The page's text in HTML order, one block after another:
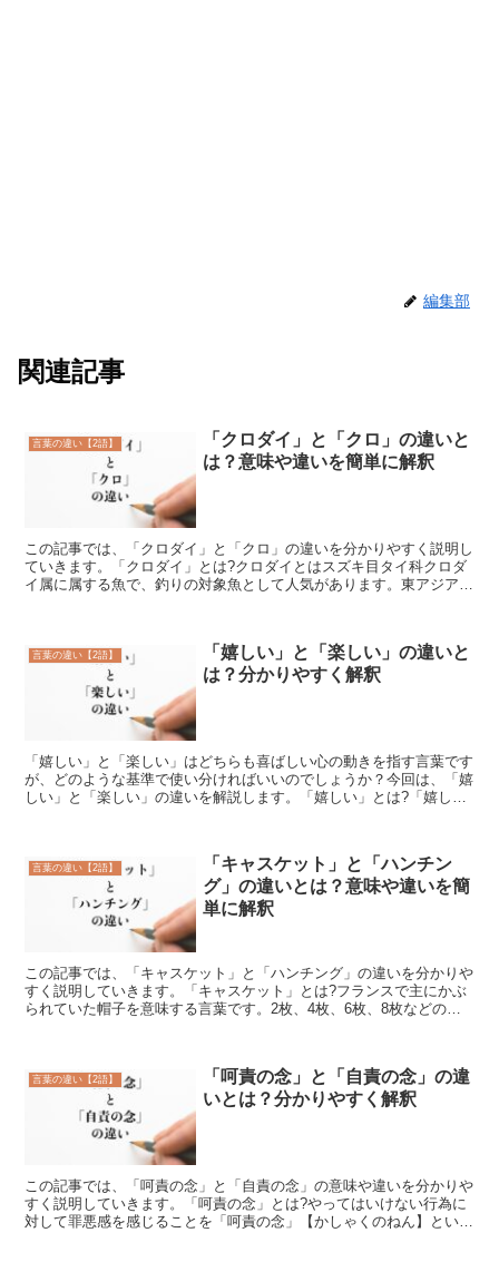
編集部
関連記事
言葉の違い【2語】
「クロダイ」と「クロ」の違いと
は？意味や違いを簡単に解釈
この記事では、「クロダイ」と「クロ」の違いを分かりやすく説明し
ていきます。「クロダイ」とは?クロダイとはスズキ目タイ科クロダ
イ属に属する魚で、釣りの対象魚として人気があります。東アジア沿
言葉の違い【2語】
「嬉しい」と「楽しい」の違いと
は？分かりやすく解釈
「嬉しい」と「楽しい」はどちらも喜ばしい心の動きを指す言葉です
が、どのような基準で使い分ければいいのでしょうか？今回は、「嬉
しい」と「楽しい」の違いを解説します。「嬉しい」とは?「嬉し
言葉の違い【2語】
「キャスケット」と「ハンチン
グ」の違いとは？意味や違いを簡
単に解釈
この記事では、「キャスケット」と「ハンチング」の違いを分かりや
すく説明していきます。「キャスケット」とは?フランスで主にかぶ
られていた帽子を意味する言葉です。2枚、4枚、6枚、8枚などの生
言葉の違い【2語】
「呵責の念」と「自責の念」の違
いとは？分かりやすく解釈
この記事では、「呵責の念」と「自責の念」の意味や違いを分かりや
すく説明していきます。「呵責の念」とは?やってはいけない行為に
対して罪悪感を感じることを「呵責の念」【かしゃくのねん】といい